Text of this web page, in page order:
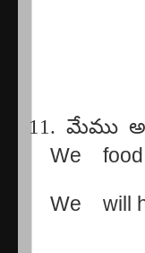
11. మేము
We
food
We will